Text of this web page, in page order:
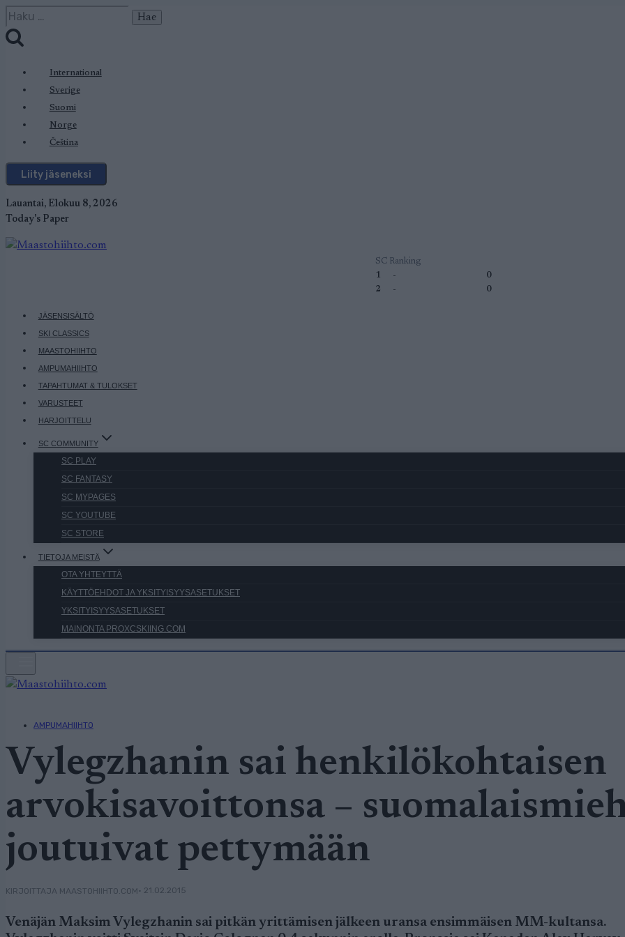
Siirry
sisältöön
Haku:
International
Sverige
Suomi
Norge
Čeština
Liity jäseneksi
Lauantai, Elokuu 8, 2026
Today's Paper
SC Ranking
1
-
0
2
- 0
JÄSENSISÄLTÖ
SKI CLASSICS
MAASTOHIIHTO
AMPUMAHIIHTO
TAPAHTUMAT & TULOKSET
VARUSTEET
HARJOITTELU
SC COMMUNITY
SC PLAY
SC FANTASY
SC MYPAGES
SC YOUTUBE
SC STORE
TIETOJA MEISTÄ
OTA YHTEYTTÄ
KÄYTTÖEHDOT JA YKSITYISYYSASETUKSET
YKSITYISYYSASETUKSET
MAINONTA PROXCSKIING.COM
AMPUMAHIIHTO
Vylegzhanin sai henkilökohtaisen
arvokisavoittonsa –
joutuivat pettymään
KIRJOITTAJA MAASTOHIIHTO.COM• 21.02.2015
Venäjän Maksim Vylegzhanin sai pitkän yrittämisen jälkeen uransa ensimmäisen MM-kultansa.